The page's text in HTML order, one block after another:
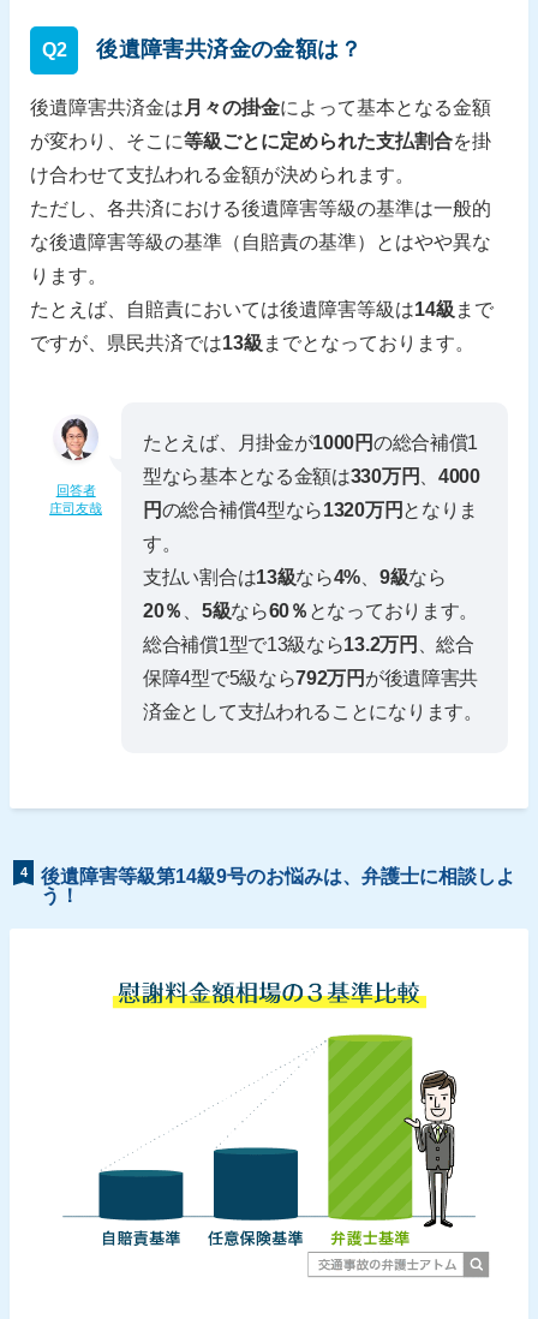
Q2 後遺障害共済金の金額は？
後遺障害共済金は 月々の掛金によって基本となる金額
が変わり、そこに等級ごとに定められた支払割合を掛
け合わせて支払われる金額が決められます。
ただし、各共済における後遺障害等級の基準は一般的
な後遺障害等級の基準（自賠責の基準）とはやや異な
ります。
たとえば、自賠責においては後遺障害等級は14級 まで
ですが、県民共済では13級 までとなっております。
回答者
庄司友哉
たとえば、月掛金が1000円の総合補償1
型なら基本となる金額は330万円
4000
円の総合補償4型なら1320万円 となりま
す。
支払い割合は13級なら4% 9級なら
20％
5級なら60％ となっております。
総合補償1型で13級なら13.2万円
、総合
保障4型で5級なら792万円 が後遺障害共
済金として支払われることになります。
4
後遺障害等級第14級9号のお悩みは、弁護士に相談しよ
う！